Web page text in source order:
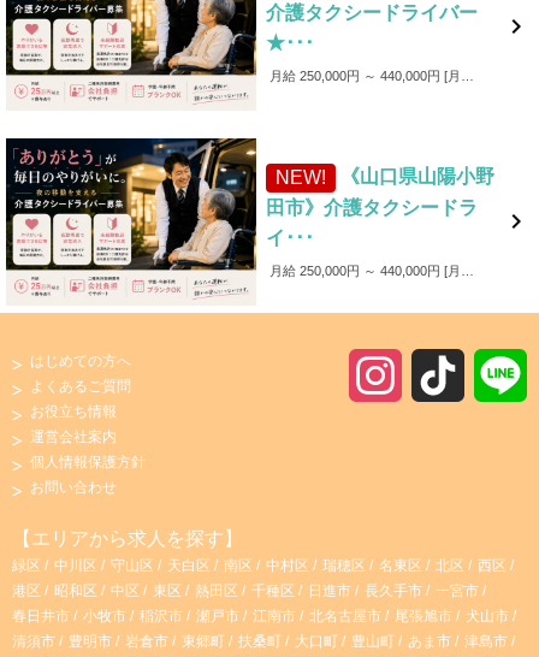
介護タクシードライバー
★･･･
月給 250,000円 ～ 440,000円 月給250,000円～440,000円 ■各種手当 ・家族手当（～1,000円／月） ・皆勤手当（～6,000円／月） ・無事故手当（～10,000円／月） ・愛車手当 ■賞与あり ✨入社後4カ月間は保証給制度あり！（最大25万円）

NEW!
《山口県山陽小野
田市》介護タクシードラ
イ･･･
月給 250,000円 ～ 440,000円 月給250,000円～440,000円 ■各種手当 ・家族手当（～1,000円／月） ・皆勤手当（～6,000円／月） ・無事故手当（～10,000円／月） ・愛車手当 ■賞与あり ✨入社後4カ月間は保証給制度あり！（最大25万円）

a
g
o
k
はじめての方へ
よくあるご質問
お役立ち情報
運営会社案内
個人情報保護方針
お問い合わせ
【エリアから求人を探す】
緑区 中川区 守山区 天白区 南区 中村区 瑞穂区 名東区 北区
西区
港区
昭和区 中区 東区 熱田区 千種区 日進市 長久手市
一宮市
春日井市
小牧市 稲沢市 瀬戸市 江南市 北名古屋市 尾張旭市
犬山市
清須市
豊明市 岩倉市 東郷町 扶桑町 大口町 豊山町 あま市
津島市